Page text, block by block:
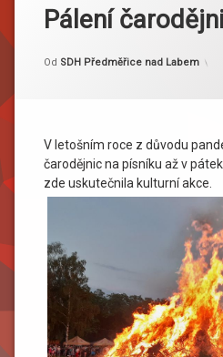
Pálení
Publikováno13. 6. 2020
Aktualizováno 15. 6. 2020
Od SDH Předměřice nad Labem
V letošním roce z důvodu
čarodějnic na písníku až v
zde uskutečnila kulturní akce.